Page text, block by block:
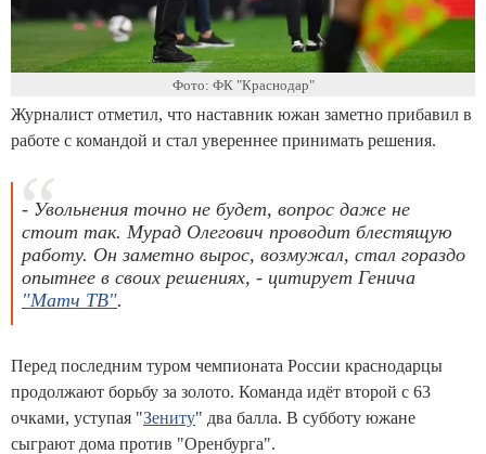
Фото: ФК "Краснодар"
Журналист отметил, что наставник южан заметно прибавил в
работе с командой и стал увереннее принимать решения.
- Увольнения точно не будет, вопрос даже не
стоит так. Мурад Олегович проводит блестящую
работу. Он заметно вырос, возмужал, стал гораздо
опытнее в своих решениях, - цитирует Генича
"Матч ТВ".
Перед последним туром чемпионата России краснодарцы
продолжают борьбу за золото. Команда идёт второй с 63
очками, уступая "Зениту" два балла. В субботу южане
сыграют дома против "Оренбурга".